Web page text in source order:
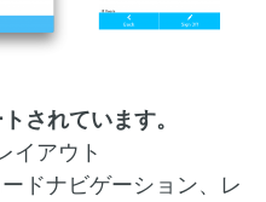
されています。
イアウト
ドナビゲーション、レ